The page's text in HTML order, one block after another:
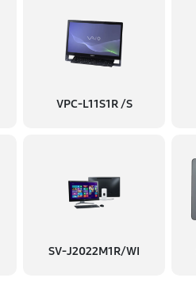
VPC-L11S1R /S
SV-J2022M1R/WI